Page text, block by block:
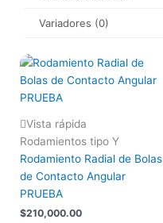
Variadores (0)
Vista rápida
Rodamientos tipo Y
Rodamiento Radial de Bolas
de Contacto Angular
PRUEBA
$210,000.00